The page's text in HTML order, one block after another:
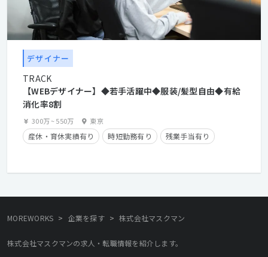
デザイナー
TRACK
【WEBデザイナー】◆若手活躍中◆服装/髪型自由◆有給
消化率8割
300万~550万 東京
産休・育休実績有り 時短勤務有り 残業手当有り
MOREWORKS > 企業を探す > 株式会社マスクマン
株式会社マスクマンの求人・転職情報を紹介します。